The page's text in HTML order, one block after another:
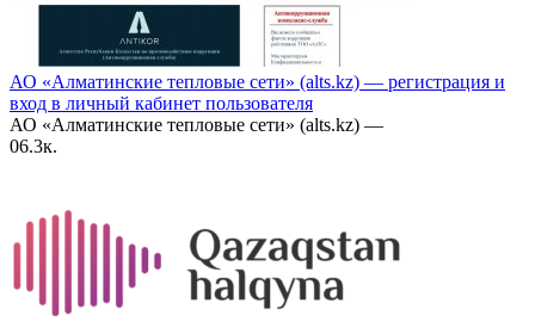
АО «Алматинские тепловые сети» (alts.kz) — регистрация и
вход в личный кабинет пользователя
АО «Алматинские тепловые сети» (alts.kz) —
06.3к.